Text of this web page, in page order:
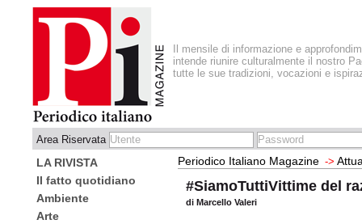
Il mensile di informazione e
intende riunire culturalmente il nostro
tutte le sue tradizioni, vocazioni e
Area Riservata
LA RIVISTA
Il fatto quotidiano
Ambiente
Arte
Periodico Italiano Magazine ->
#SiamoTuttiVittime del
di Marcello Valeri